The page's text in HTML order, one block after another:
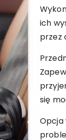
ich
przez
się
Opcja